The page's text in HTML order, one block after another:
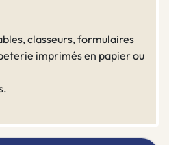
classeurs, formulaires
imprimés en papier ou